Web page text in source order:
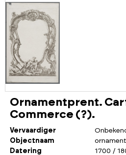
Ornamentprent.
Commerce (?).
Vervaardiger
Objectnaam
Datering
1700 /